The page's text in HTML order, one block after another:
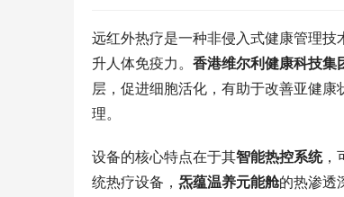
远红外热疗是一种非侵入式健康管理
升人体免疫力。 香港维尔利健康科技集
层，促进细胞活化，有助于改善亚健
理。
设备的核心特点在于其智能热控系统，
统热疗设备， 炁蕴温养元能舱的热渗透